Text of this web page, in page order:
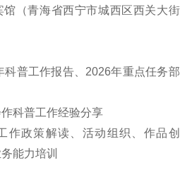
馆（青海省西宁市城西区西关大街
科普工作报告、2026年重点任务部
作科普工作经验分享
作政策解读、活动组织、作品创
能力培训